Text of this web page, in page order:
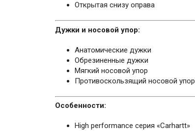
Открытая снизу оправа
Дужки и носовой упор:
Анатомические дужки
Обрезиненные дужки
Мягкий носовой упор
Противоскользящий носовой упор
Особенности:
High performance серия «Carhartt»